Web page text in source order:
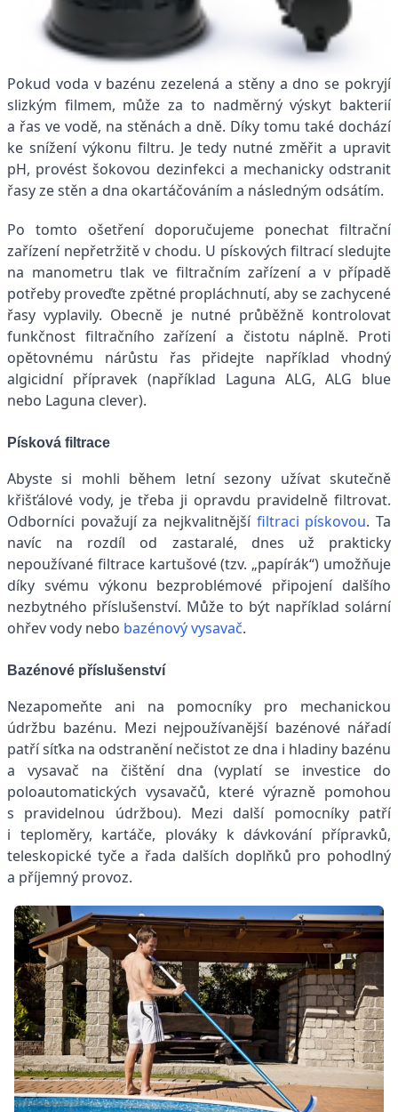
Pokud voda v bazénu zezelená a stěny a dno se pokryjí
slizkým filmem, může za to nadměrný výskyt bakterií
a řas ve vodě, na stěnách a dně. Díky tomu také dochází
ke snížení výkonu filtru. Je tedy nutné změřit a upravit
pH, provést šokovou dezinfekci a mechanicky odstranit
řasy ze stěn a dna okartáčováním a následným odsátím.
Po tomto ošetření doporučujeme ponechat filtrační
zařízení nepřetržitě v chodu. U pískových filtrací sledujte
na manometru tlak ve filtračním zařízení a v případě
potřeby proveďte zpětné propláchnutí, aby se zachycené
řasy vyplavily. Obecně je nutné průběžně kontrolovat
funkčnost filtračního zařízení a čistotu náplně. Proti
opětovnému nárůstu řas přidejte například vhodný
algicidní přípravek (například Laguna ALG, ALG blue
nebo Laguna clever).
Písková filtrace
Abyste si mohli během letní sezony užívat skutečně
křišťálové vody, je třeba ji opravdu pravidelně filtrovat.
Odborníci považují za nejkvalitnější filtraci pískovou. Ta
navíc na rozdíl od zastaralé, dnes už prakticky
nepoužívané filtrace kartušové (tzv. „papírák“) umožňuje
díky svému výkonu bezproblémové připojení dalšího
nezbytného příslušenství. Může to být například solární
ohřev vody nebo bazénový vysavač.
Bazénové příslušenství
Nezapomeňte ani na pomocníky pro mechanickou
údržbu bazénu. Mezi nejpoužívanější bazénové nářadí
patří síťka na odstranění nečistot ze dna i hladiny bazénu
a vysavač na čištění dna (vyplatí se investice do
poloautomatických vysavačů, které výrazně pomohou
s pravidelnou údržbou). Mezi další pomocníky patří
i teploměry, kartáče, plováky k dávkování přípravků,
teleskopické tyče a řada dalších doplňků pro pohodlný
a příjemný provoz.